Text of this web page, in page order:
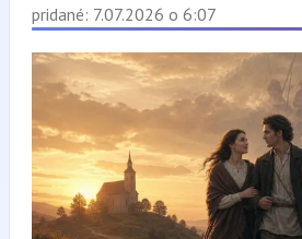
pridané: 7.07.2026 o 6:07